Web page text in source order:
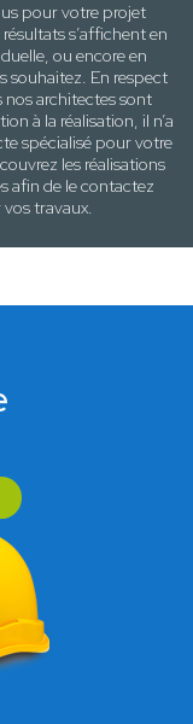
pour votre projet
s’affichent en
, ou encore en
souhaitez. En respect
nos architectes sont
à la réalisation, il n’a
spécialisé pour votre
les réalisations
afin de le contactez
vos travaux.